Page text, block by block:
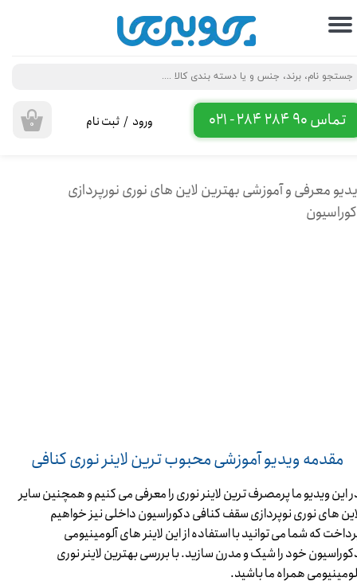
تماس 90 284 284 - 021 ۰ ورود / ثبت نام
حساب کاربری من
تغییر گذر واژه
سفارشات
خروج از حساب کاربری
معرفی و آموزشی بهترین لاین های نوری نورپردازی
​​​​​​​ مقدمه ویدیو آموزشی محبوب ترین لاینر نوری کنافی
این ویدیو ما پرمصرف ترین لاینر نوری را معرفی می کنیم و همچنین سایر
های نوری نوپردازی سقف کنافی دکوراسیون داخلی نیز خواهیم
که شما می توانید با استفاده از این لاینر های آلومینیومی
خود را شیک و مدرن سازید. با بررسی بهترین لاینر نوری
همراه ما باشید.